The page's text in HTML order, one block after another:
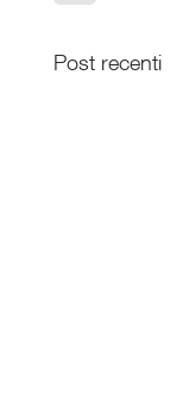
Post recenti